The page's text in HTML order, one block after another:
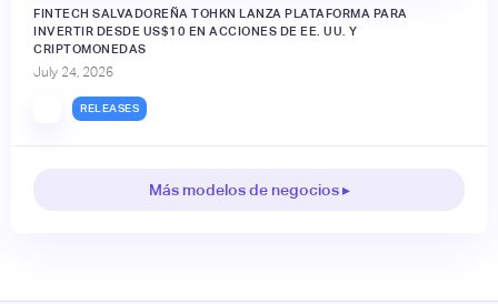
FINTECH SALVADOREÑA TOHKN LANZA PLATAFORMA PARA
INVERTIR DESDE US$10 EN ACCIONES DE EE. UU. Y
CRIPTOMONEDAS
July 24, 2026
RELEASES
Más modelos de negocios ▸